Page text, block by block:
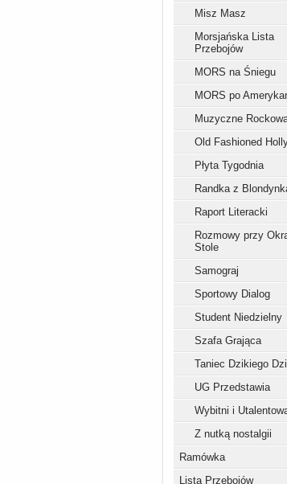
Misz Masz
Morsjańska Lista
Przebojów
MORS na Śniegu
MORS po
Muzyczne
Old Fashioned
Płyta Tygodnia
Randka z
Raport Literacki
Rozmowy przy
Stole
Samograj
Sportowy Dialog
Student Niedzielny
Szafa Grająca
Taniec Dzikiego
UG Przedstawia
Wybitni i
Z nutką nostalgii
Ramówka
Lista Przebojów